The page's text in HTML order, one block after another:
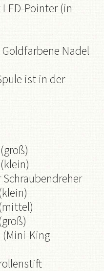
Pointer (in
Nadel
ist in der
King-